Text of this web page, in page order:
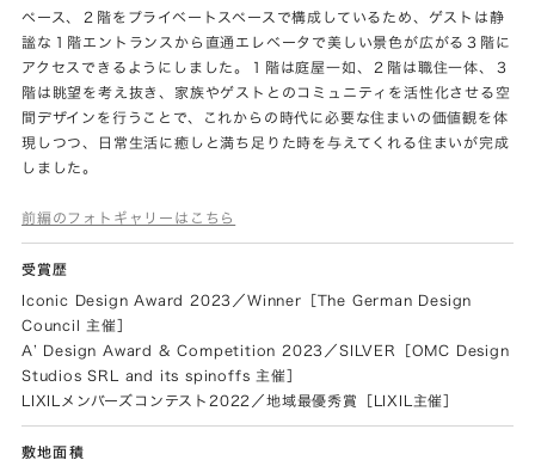
ペース、２階をプライベートスペースで構成しているため、ゲストは静
謐な１階エントランスから直通エレベータで美しい景色が広がる３階に
アクセスできるようにしました。１階は庭屋一如、２階は職住一体、３
階は眺望を考え抜き、家族やゲストとのコミュニティを活性化させる空
間デザインを行うことで、これからの時代に必要な住まいの価値観を体
現しつつ、日常生活に癒しと満ち足りた時を与えてくれる住まいが完成
しました。
前編のフォトギャリーはこちら
受賞歴
Iconic Design Award 2023／Winner［The German Design
Council 主催］
A’ Design Award & Competition 2023／SILVER［OMC Design
Studios SRL and its spinoffs 主催］
LIXILメンバーズコンテスト2022／地域最優秀賞［LIXIL主催］
敷地面積